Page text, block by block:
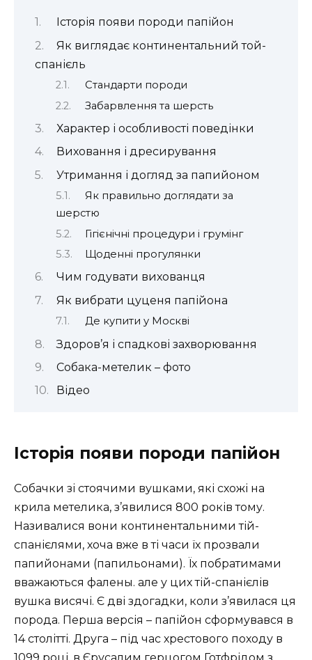
Історія появи породи папійон
Як виглядає континентальний той-
спанієль
Стандарти породи
Забарвлення та шерсть
Характер і особливості поведінки
Виховання і дресирування
Утримання і догляд за папийоном
Як правильно доглядати за
шерстю
Гігієнічні процедури і грумінг
Щоденні прогулянки
Чим годувати вихованця
Як вибрати цуценя папійона
Де купити у Москві
Здоров’я і спадкові захворювання
Собака-метелик – фото
Відео
Історія появи породи папійон
Собачки зі стоячими вушками, які схожі на
крила метелика, з’явилися 800 років тому.
Називалися вони континентальними тій-
спанієлями, хоча вже в ті часи їх прозвали
папийонами (папильонами). Їх побратимами
вважаються фалены. але у цих тій-спанієлів
вушка висячі. Є дві здогадки, коли з’явилася ця
порода. Перша версія – папійон сформувався в
14 столітті. Друга – під час хрестового походу в